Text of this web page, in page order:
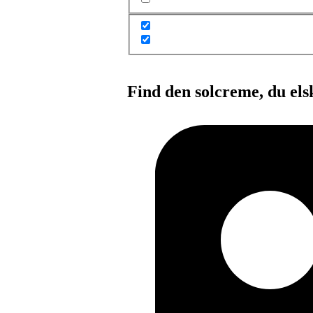
Find den solcreme, du